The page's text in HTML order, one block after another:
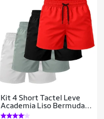
Kit 4 Short Tactel Leve
Academia Liso Bermuda
Masculina